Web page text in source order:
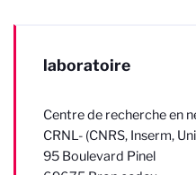
laboratoire
Centre de recherche en
CRNL- (CNRS, Inserm,
95 Boulevard Pinel